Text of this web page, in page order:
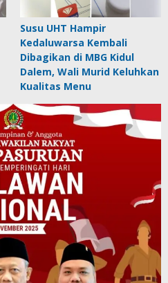
Susu UHT Hampir
Kedaluwarsa Kembali
Dibagikan di MBG Kidul
Dalem, Wali Murid Keluhkan
Kualitas Menu